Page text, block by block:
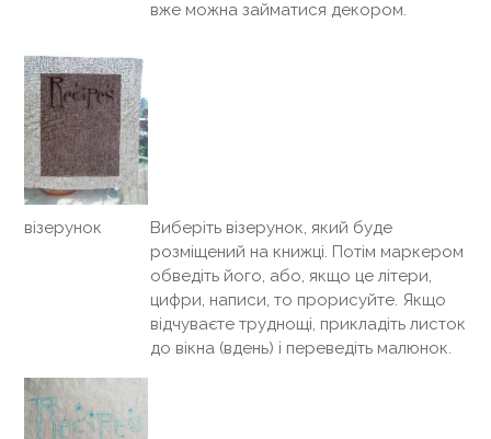
вже можна займатися декором.
візерунок
Виберіть візерунок, який буде
розміщений на книжці. Потім маркером
обведіть його, або, якщо це літери,
цифри, написи, то прорисуйте. Якщо
відчуваєте труднощі, прикладіть листок
до вікна (вдень) і переведіть малюнок.